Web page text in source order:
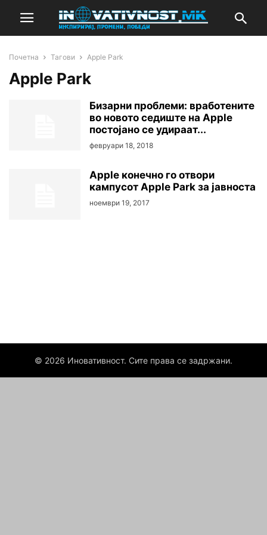
Почетна Тагови Apple Park
Apple Park
Бизарни проблеми: вработените
во новото седиште на Apple
постојано се удираат...
февруари 18, 2018
Apple конечно го отвори
кампусот Apple Park за јавноста
ноември 19, 2017
© 2026 Иновативност. Сите права се задржани.